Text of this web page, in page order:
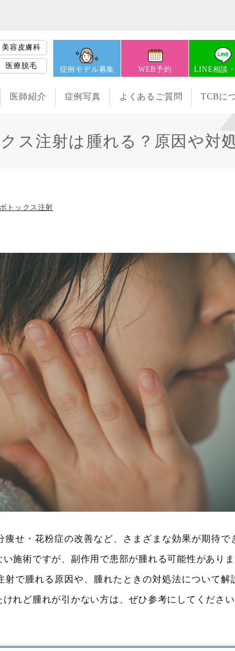
美容皮膚科
医療脱毛 症例モデル募集 WEB予約 LINE相談
医師紹介 症例写真 よくあるご質問 TCBに
ス注射は腫れる？原因や対
ボトックス注射
痩せ・花粉症の改善など、さまざまな効果が期待
施術ですが、副作用で患部が腫れる可能性がありま
射で腫れる原因や、腫れたときの対処法について
れど腫れが引かない方は、ぜひ参考にしてください